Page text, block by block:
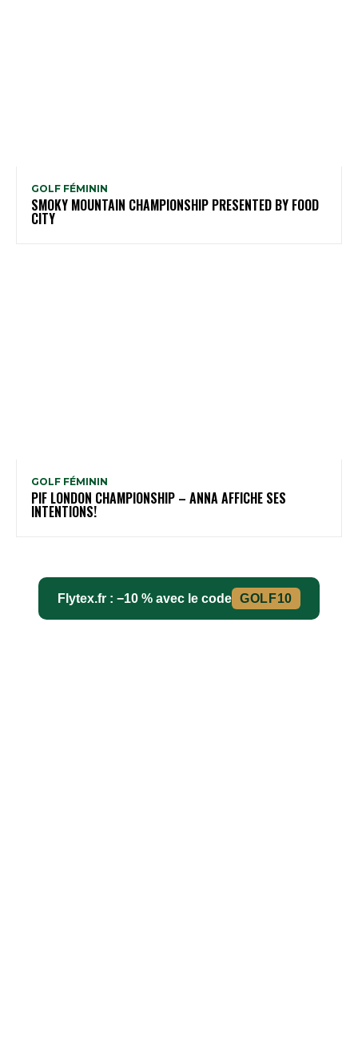
GOLF FÉMININ
SMOKY MOUNTAIN CHAMPIONSHIP PRESENTED BY FOOD
CITY
GOLF FÉMININ
PIF LONDON CHAMPIONSHIP – ANNA AFFICHE SES
INTENTIONS!
Flytex.fr : −10 % avec le code GOLF10